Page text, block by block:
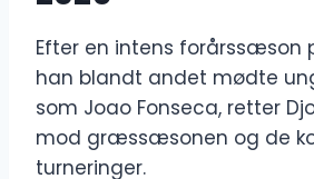
Efter en intens forårssæson
han blandt andet mødte
som Joao Fonseca, retter
mod græssæsonen og de
turneringer.